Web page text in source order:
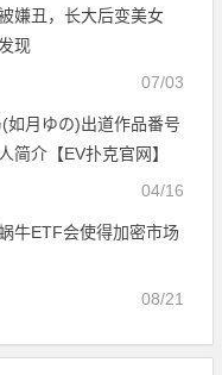
嫌丑，长大后变美女
现
07/03
(如月ゆの)出道作品番号
简介【EV扑克官网】
04/16
牛ETF会使得加密市场
08/21